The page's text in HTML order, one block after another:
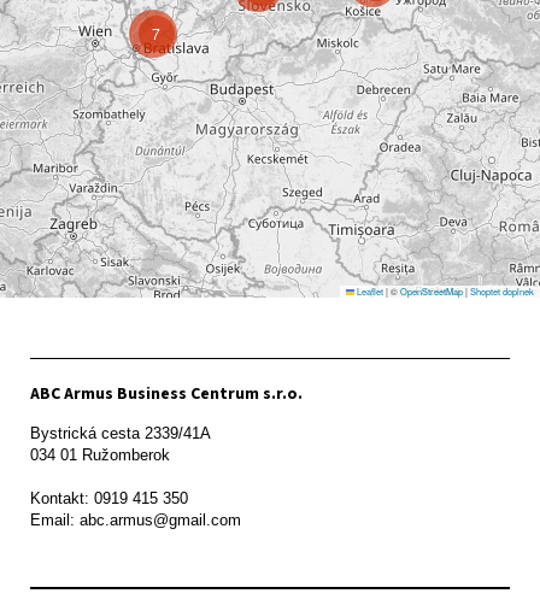
7
Leaflet|©OpenStreetMap|Shoptet doplnek
ABC Armus Business Centrum s.r.o.
Bystrická cesta 2339/41A
034 01 Ružomberok
Kontakt: 0919 415 350